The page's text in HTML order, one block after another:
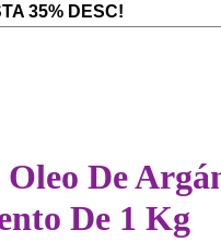
35% DESC!
De
De 1 Kg